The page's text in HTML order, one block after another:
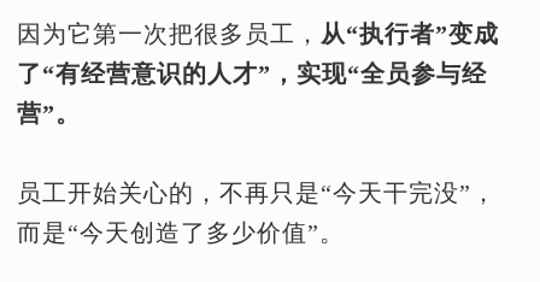
因为它第一次把很多员工， 从“执行者”变成
了“有经营意识的人才”，实现“全员参与经
营”。
员工开始关心的，不再只是“今天干完没”，
而是“今天创造了多少价值”。